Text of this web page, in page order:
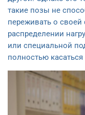
такие позы не
переживать о своей
распределении
или специальной
полностью